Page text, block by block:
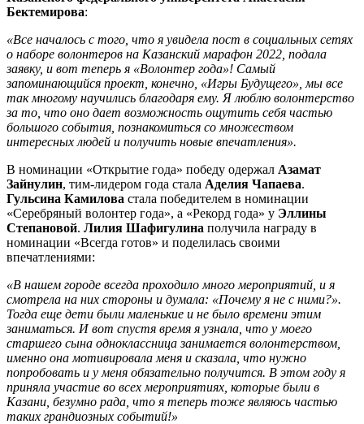
Бектемирова:
«Все началось с того, что я увидела пост в социальных сетях
о наборе волонтеров на Казанский марафон 2022, подала
заявку, и вот теперь я «Волонтер года»! Самый
запоминающийся проект, конечно, «Игры Будущего», мы все
так многому научились благодаря ему. Я люблю волонтерство
за то, что оно дает возможность ощутить себя частью
большого события, познакомиться со множеством
интересных людей и получить новые впечатления».
В номинации «Открытие года» победу одержал Азамат
Зайнулин, тим-лидером года стала Аделия Чапаева.
Гульсина Камилова стала победителем в номинации
«Серебряный волонтер года», а «Рекорд года» у Эллины
Степановой. Лилия Шафигулина получила награду в
номинации «Всегда готов» и поделилась своими
впечатлениями:
«В нашем городе всегда проходило много мероприятий, и я
смотрела на них стороны и думала: «Почему я не с ними?».
Тогда еще дети были маленькие и не было времени этим
заниматься. И вот спустя время я узнала, что у моего
старшего сына одноклассница занимается волонтерством,
именно она мотивировала меня и сказала, что нужно
попробовать и у меня обязательно получится. В этом году я
приняла участие во всех мероприятиях, которые были в
Казани, безумно рада, что я теперь тоже являюсь частью
таких грандиозных событий!»